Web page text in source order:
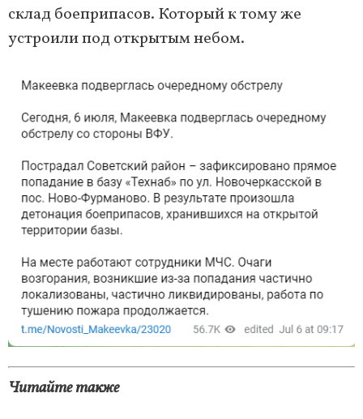
склад боеприпасов. Который к тому же
устроили под открытым небом.
Читайте также